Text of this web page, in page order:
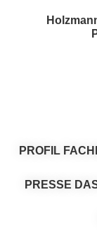
PROFIL
PRESSE